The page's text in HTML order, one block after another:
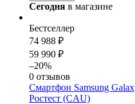
Сегодня в магазине
Бестселлер
74 988 ₽
59 990 ₽
–20%
0 отзывов
Смартфон Samsung
Ростест (CAU)